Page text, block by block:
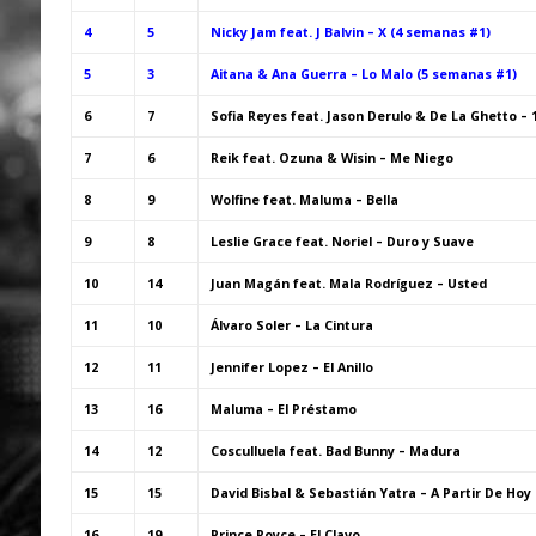
4 5 Nicky Jam feat. J Balvin – X (4 semanas #1)
5 3 Aitana & Ana Guerra – Lo Malo (5 semanas #1)
6 7 Sofia Reyes feat. Jason Derulo & De La Ghetto –
7 6 Reik feat. Ozuna & Wisin – Me Niego
8 9 Wolfine feat. Maluma – Bella
9 8 Leslie Grace feat. Noriel – Duro y Suave
10 14 Juan Magán feat. Mala Rodríguez – Usted
11 10 Álvaro Soler – La Cintura
12 11 Jennifer Lopez – El Anillo
13 16 Maluma – El Préstamo
14 12 Cosculluela feat. Bad Bunny – Madura
15 15 David Bisbal & Sebastián Yatra – A Partir De Hoy